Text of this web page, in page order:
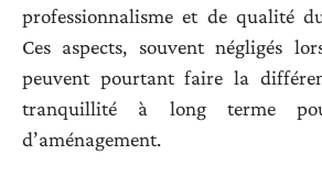
professionnalisme et de qualité
Ces aspects, souvent négligés
peuvent pourtant faire la
tranquillité à long terme
d’aménagement.